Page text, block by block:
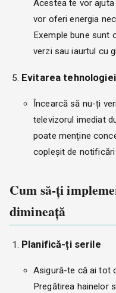
Acestea te vor
vor oferi energia
Exemple bune sunt
verzi sau iaurtul cu
Evitarea tehnologiei
Încearcă să nu-ți
televizorul imediat
poate menține
copleșit de
Cum să-ți
dimineață
Planifică-ți serile
Asigură-te că ai tot
Pregătirea hainelor